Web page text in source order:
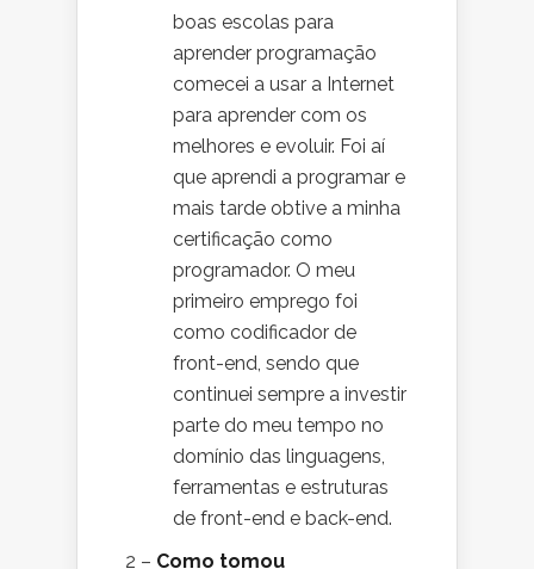
boas escolas para
aprender programação
comecei a usar a Internet
para aprender com os
melhores e evoluir. Foi aí
que aprendi a programar e
mais tarde obtive a minha
certificação como
programador. O meu
primeiro emprego foi
como codificador de
front-end, sendo que
continuei sempre a investir
parte do meu tempo no
domínio das linguagens,
ferramentas e estruturas
de front-end e back-end.
2 – Como tomou